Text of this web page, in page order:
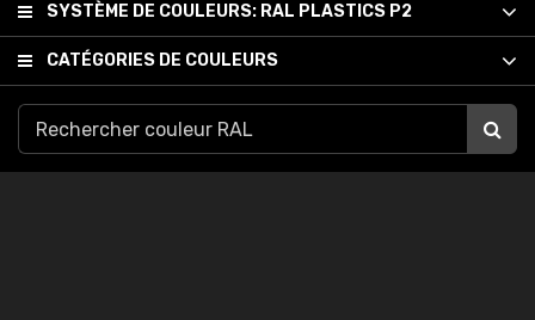
SYSTÈME DE COULEURS: RAL PLASTICS P2
CATÉGORIES DE COULEURS